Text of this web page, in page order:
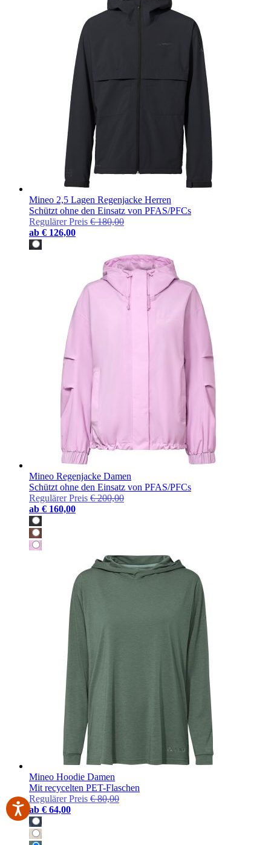
Mineo 2,5 Lagen Regenjacke Herren
Schützt ohne den Einsatz von PFAS/PFCs
Regulärer Preis € 180,00
ab € 126,00
Mineo Regenjacke Damen
Schützt ohne den Einsatz von PFAS/PFCs
Regulärer Preis € 200,00
ab € 160,00
Mineo Hoodie Damen
Mit recycelten PET-Flaschen
Regulärer Preis € 80,00
ab € 64,00